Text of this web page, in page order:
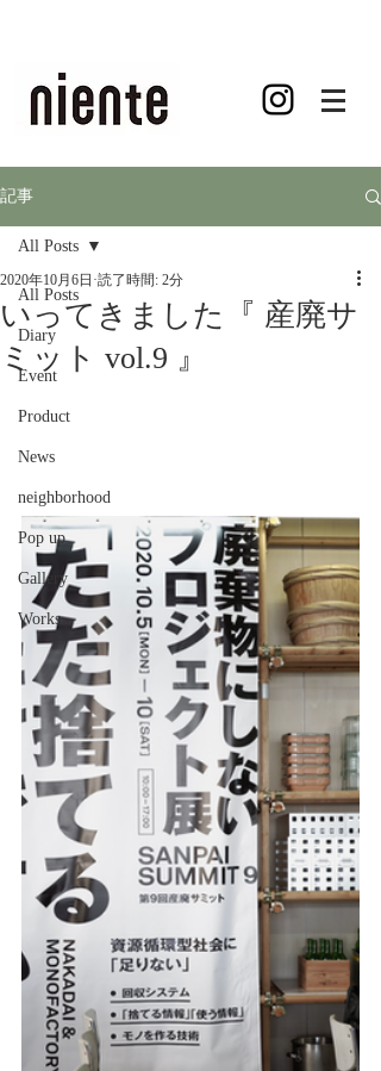
記事
All Posts
Diary
Event
Product
News
neighborhood
Pop up
Gallery
Works
All Posts
いってきました『 産廃サ
ミット vol.9 』
2020年10月6日 読了時間: 2分